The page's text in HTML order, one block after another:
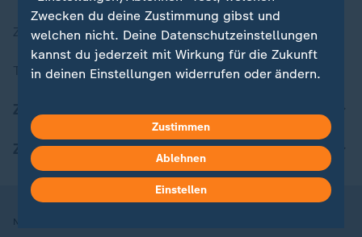
ZDFheute Stories
Themen im Überblick
ZDFheute Apps
Nutzungsbedingungen
Zwecken du deine Zustimmung gibst und
welchen nicht. Deine Datenschutzeinstellungen
kannst du jederzeit mit Wirkung für die Zukunft
in deinen Einstellungen widerrufen oder ändern.
Hier findest du das Impressum.
Weitere Informationen findest du in unserer
Datenschutzerklärung.
Zustimmen
Ablehnen
Einstellen